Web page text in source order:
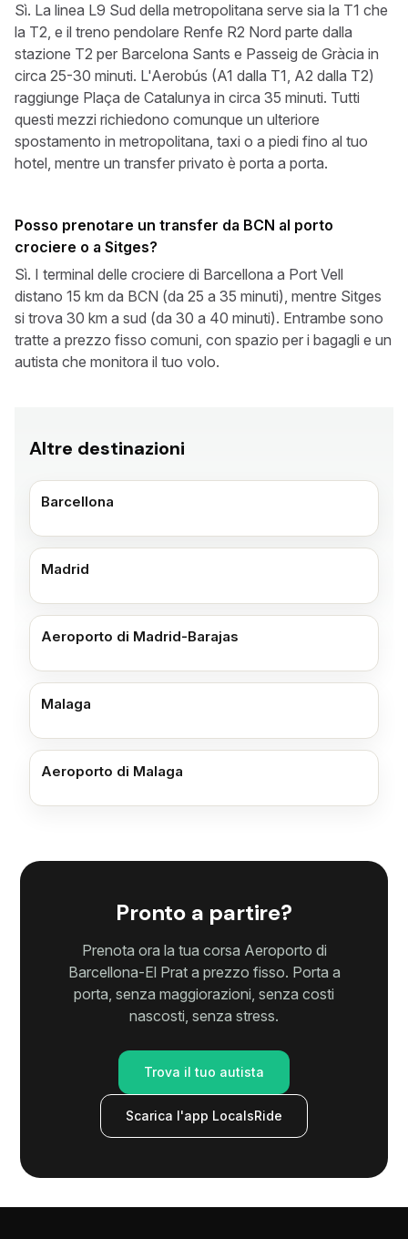
Sì. La linea L9 Sud della metropolitana serve sia la T1 che
la T2, e il treno pendolare Renfe R2 Nord parte dalla
stazione T2 per Barcelona Sants e Passeig de Gràcia in
circa 25-30 minuti. L'Aerobús (A1 dalla T1, A2 dalla T2)
raggiunge Plaça de Catalunya in circa 35 minuti. Tutti
questi mezzi richiedono comunque un ulteriore
spostamento in metropolitana, taxi o a piedi fino al tuo
hotel, mentre un transfer privato è porta a porta.
Posso prenotare un transfer da BCN al porto
crociere o a Sitges?
Sì. I terminal delle crociere di Barcellona a Port Vell
distano 15 km da BCN (da 25 a 35 minuti), mentre Sitges
si trova 30 km a sud (da 30 a 40 minuti). Entrambe sono
tratte a prezzo fisso comuni, con spazio per i bagagli e un
autista che monitora il tuo volo.
Altre destinazioni
Barcellona
Madrid
Aeroporto di Madrid-Barajas
Malaga
Aeroporto di Malaga
Pronto a partire?
Prenota ora la tua corsa Aeroporto di
Barcellona-El Prat a prezzo fisso. Porta a
porta, senza maggiorazioni, senza costi
nascosti, senza stress.
Trova il tuo autista
Scarica l'app LocalsRide